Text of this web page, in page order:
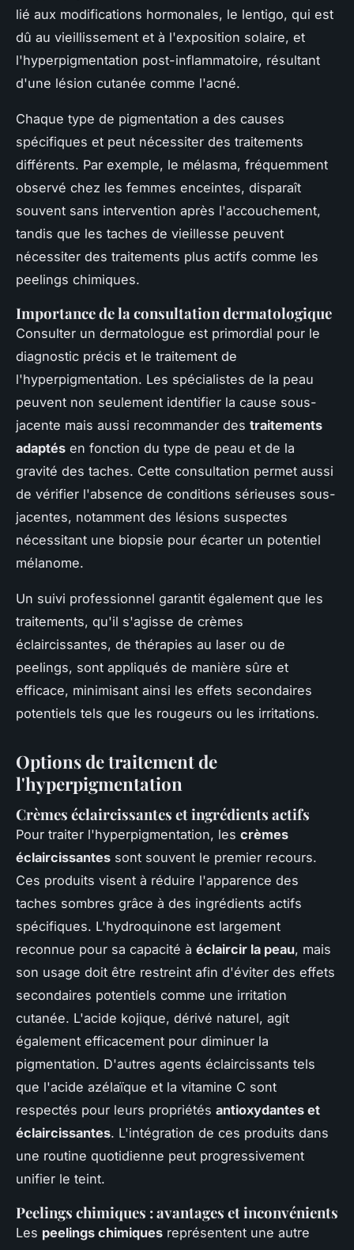
lié aux modifications hormonales, le lentigo, qui est
dû au vieillissement et à l'exposition solaire, et
l'hyperpigmentation post-inflammatoire, résultant
d'une lésion cutanée comme l'acné.
Chaque type de pigmentation a des causes
spécifiques et peut nécessiter des traitements
différents. Par exemple, le mélasma, fréquemment
observé chez les femmes enceintes, disparaît
souvent sans intervention après l'accouchement,
tandis que les taches de vieillesse peuvent
nécessiter des traitements plus actifs comme les
peelings chimiques.
Importance de la consultation dermatologique
Consulter un dermatologue est primordial pour le
diagnostic précis et le traitement de
l'hyperpigmentation. Les spécialistes de la peau
peuvent non seulement identifier la cause sous-
jacente mais aussi recommander des traitements
adaptés en fonction du type de peau et de la
gravité des taches. Cette consultation permet aussi
de vérifier l'absence de conditions sérieuses sous-
jacentes, notamment des lésions suspectes
nécessitant une biopsie pour écarter un potentiel
mélanome.
Un suivi professionnel garantit également que les
traitements, qu'il s'agisse de crèmes
éclaircissantes, de thérapies au laser ou de
peelings, sont appliqués de manière sûre et
efficace, minimisant ainsi les effets secondaires
potentiels tels que les rougeurs ou les irritations.
Options de traitement de
l'hyperpigmentation
Crèmes éclaircissantes et ingrédients actifs
Pour traiter l'hyperpigmentation, les crèmes
éclaircissantes sont souvent le premier recours.
Ces produits visent à réduire l'apparence des
taches sombres grâce à des ingrédients actifs
spécifiques. L'hydroquinone est largement
reconnue pour sa capacité à éclaircir la peau, mais
son usage doit être restreint afin d'éviter des effets
secondaires potentiels comme une irritation
cutanée. L'acide kojique, dérivé naturel, agit
également efficacement pour diminuer la
pigmentation. D'autres agents éclaircissants tels
que l'acide azélaïque et la vitamine C sont
respectés pour leurs propriétés antioxydantes et
éclaircissantes. L'intégration de ces produits dans
une routine quotidienne peut progressivement
unifier le teint.
Peelings chimiques : avantages et inconvénients
Les peelings chimiques représentent une autre